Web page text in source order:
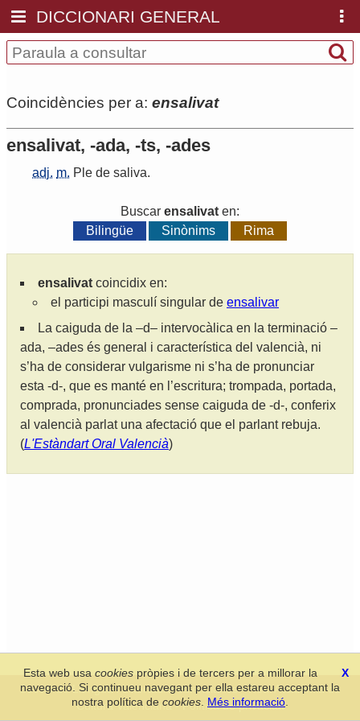
DICCIONARI GENERAL
Coincidències per a: ensalivat
ensalivat, -ada, -ts, -ades
adj. m. Ple de saliva.
Buscar ensalivat en:
Bilingüe
Sinònims Rima
ensalivat coincidix en:
el participi masculí singular de ensalivar
La caiguda de la –d– intervocàlica en la terminació –
ada, –ades és general i característica del valencià, ni
s’ha de considerar vulgarisme ni s’ha de pronunciar
esta -d-, que es manté en l’escritura; trompada, portada,
comprada, pronunciades sense caiguda de -d-, conferix
al valencià parlat una afectació que el parlant rebuja.
(L'Estàndart Oral Valencià)
Secció de Llengua i Lliteratura Valencianes-Real Acadèmia de
Cultura Valenciana-Política de privacitat
X
Esta web usacookies pròpies i de tercers per a millorar la
navegació. Si continueu navegant per ella estareu acceptant la
nostra política de cookies Més informació